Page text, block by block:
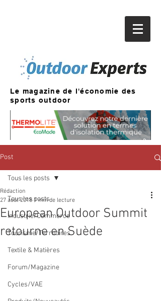
Le magazine de l'économie des
sports outdoor
Post
Tous les posts
Industrie/Commerce
Tourisme/Territoires
Textile & Matières
Forum/Magazine
Cycles/VAE
Tous les posts
European Outdoor Summit
retourne en Suède
Rédaction
27 août 2018 1 min de lecture